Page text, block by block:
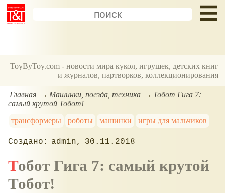
ToyByToy.com - новости мира кукол, игрушек, детских книг
и журналов, партворков, коллекционирования
Главная Машинки, поезда, техника
Тобот Гига 7:
самый крутой Тобот!
трансформеры
роботы машинки игры для мальчиков
admin 30.11.2018
Тобот Гига 7: самый крутой
Тобот!